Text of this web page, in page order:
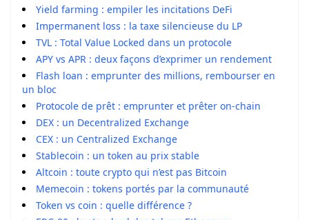
Yield farming : empiler les incitations DeFi
Impermanent loss : la taxe silencieuse du LP
TVL : Total Value Locked dans un protocole
APY vs APR : deux façons d’exprimer un rendement
Flash loan : emprunter des millions, rembourser en
un bloc
Protocole de prêt : emprunter et prêter on-chain
DEX : un Decentralized Exchange
CEX : un Centralized Exchange
Stablecoin : un token au prix stable
Altcoin : toute crypto qui n’est pas Bitcoin
Memecoin : tokens portés par la communauté
Token vs coin : quelle différence ?